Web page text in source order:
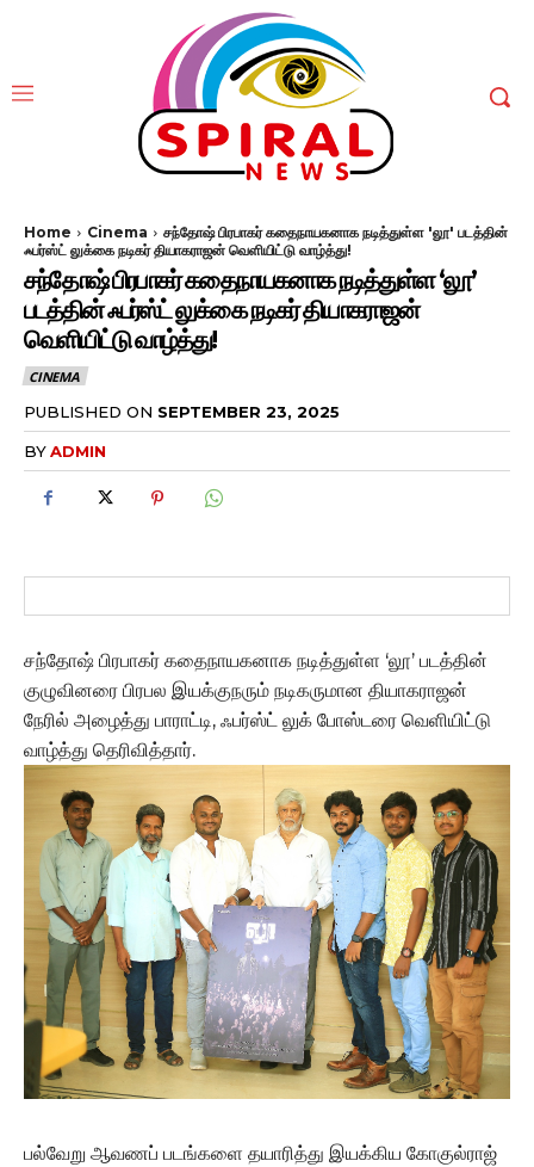
Home Cinema
சந்தோஷ் பிரபாகர் கதைநாயகனாக நடித்துள்ள 'லூ' படத்தின்
ஃபர்ஸ்ட் லுக்கை நடிகர் தியாகராஜன் வெளியிட்டு வாழ்த்து!
சந்தோஷ் பிரபாகர் கதைநாயகனாக நடித்துள்ள ‘லூ’
படத்தின் ஃபர்ஸ்ட் லுக்கை நடிகர் தியாகராஜன்
வெளியிட்டு வாழ்த்து!
CINEMA
PUBLISHED ON SEPTEMBER 23, 2025
BYADMIN
சந்தோஷ் பிரபாகர் கதைநாயகனாக நடித்துள்ள ‘லூ’ படத்தின்
குழுவினரை பிரபல இயக்குநரும் நடிகருமான தியாகராஜன்
நேரில் அழைத்து பாராட்டி, ஃபர்ஸ்ட் லுக் போஸ்டரை வெளியிட்டு
வாழ்த்து தெரிவித்தார்.
பல்வேறு ஆவணப் படங்களை தயாரித்து இயக்கிய கோகுல்ராஜ்